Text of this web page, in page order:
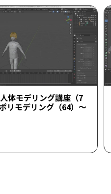
体モデリング講座（7
リモデリング（64）～